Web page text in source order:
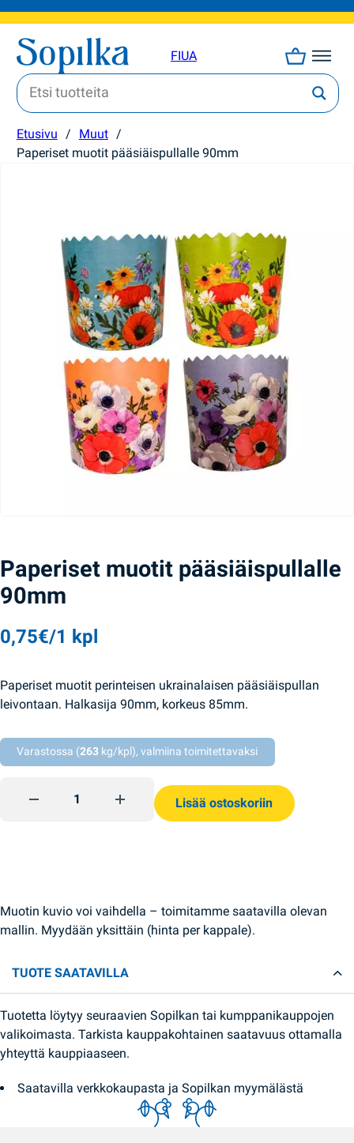
FIUA
Etusivu / Muut /
Paperiset muotit pääsiäispullalle 90mm
Paperiset muotit pääsiäispullalle
90mm
0,75€/1 kpl
Paperiset muotit perinteisen ukrainalaisen pääsiäispullan
leivontaan. Halkasija 90mm, korkeus 85mm.
Varastossa (263 kg/kpl), valmiina toimitettavaksi
Paperiset muotit pääsiäispullalle 90mm quantity
Lisää ostoskoriin
Muotin kuvio voi vaihdella – toimitamme saatavilla olevan
mallin. Myydään yksittäin (hinta per kappale).
TUOTE SAATAVILLA
Tuotetta löytyy seuraavien Sopilkan tai kumppanikauppojen
valikoimasta. Tarkista kauppakohtainen saatavuus ottamalla
yhteyttä kauppiaaseen.
Saatavilla verkkokaupasta ja Sopilkan myymälästä